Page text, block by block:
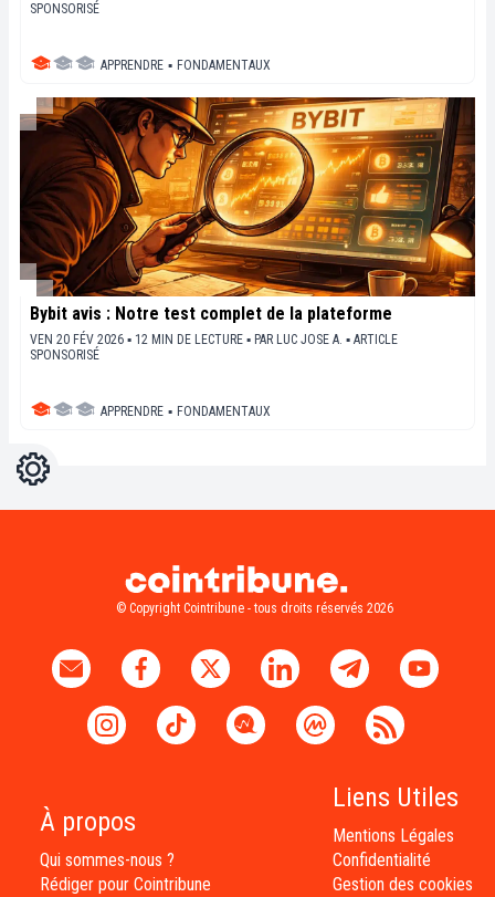
SPONSORISÉ
APPRENDRE ▪ FONDAMENTAUX
Bybit avis : Notre test complet de la plateforme
VEN 20 FÉV 2026 ▪ 12 MIN DE LECTURE ▪ PAR LUC JOSE A. ▪ ARTICLE
SPONSORISÉ
APPRENDRE ▪ FONDAMENTAUX
Réglages
© Copyright Cointribune - tous droits réservés 2026
À propos
Qui sommes-nous ?
Rédiger pour Cointribune
Liens Utiles
Mentions Légales
Confidentialité
Gestion des cookies